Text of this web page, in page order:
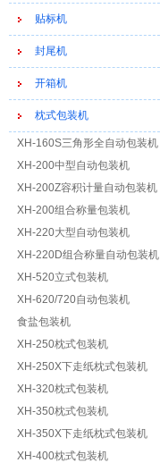
贴标机
封尾机
开箱机
枕式包装机
XH-160S三角形全自动包装机
XH-200中型自动包装机
XH-200Z容积计量自动包装机
XH-200组合称量包装机
XH-220大型自动包装机
XH-220D组合称量自动包装机
XH-520立式包装机
XH-620/720自动包装机
食盐包装机
XH-250枕式包装机
XH-250X下走纸枕式包装机
XH-320枕式包装机
XH-350枕式包装机
XH-350X下走纸枕式包装机
XH-400枕式包装机